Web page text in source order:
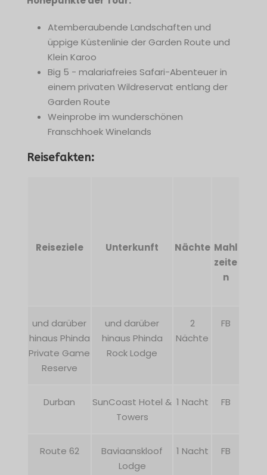
Atemberaubende Landschaften und
üppige Küstenlinie der Garden Route und
Klein Karoo
Big 5 - malariafreies Safari-Abenteuer in
einem privaten Wildreservat entlang der
Garden Route
Weinprobe im wunderschönen
Franschhoek Winelands
Reisefakten:
Reiseziele Unterkunft Nächte Mahl
zeite
n
und darüber
hinaus Phinda
Private Game
Reserve
und darüber
hinaus Phinda
Rock Lodge
2
Nächte
FB
Durban
SunCoast Hotel &
Towers
1 Nacht FB
Route 62
Baviaanskloof
Lodge
1 Nacht FB